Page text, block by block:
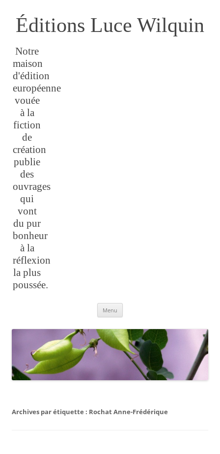
Éditions Luce Wilquin
Notre
maison
d'édition
européenne
vouée
à la
fiction
de
création
publie
des
ouvrages
qui
vont
du pur
bonheur
à la
réflexion
la plus
poussée.
Menu
Archives par étiquette : Rochat Anne-Frédérique